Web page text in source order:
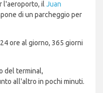
l'aeroporto, il Juan
di un parcheggio per
ore al giorno, 365 giorni
del terminal,
all'altro in pochi minuti.